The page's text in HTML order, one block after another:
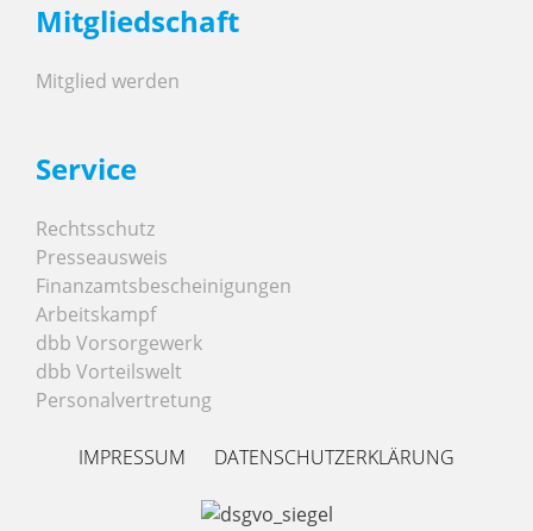
Mitgliedschaft
Mitglied werden
Service
Rechtsschutz
Presseausweis
Finanzamtsbescheinigungen
Arbeitskampf
dbb Vorsorgewerk
dbb Vorteilswelt
Personalvertretung
IMPRESSUM DATENSCHUTZERKLÄRUNG